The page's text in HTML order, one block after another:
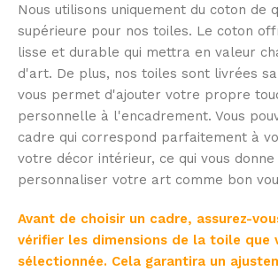
Nous utilisons uniquement du coton de
supérieure pour nos toiles. Le coton
lisse et durable qui mettra en valeur
d'art. De plus, nos toiles sont livrées
vous permet d'ajouter votre propre
personnelle à l'encadrement. Vous
cadre qui correspond parfaitement à
votre décor intérieur, ce qui vous
personnaliser votre art comme bon
Avant de choisir un cadre, assurez-
vérifier les dimensions de la toile que
sélectionnée. Cela garantira un